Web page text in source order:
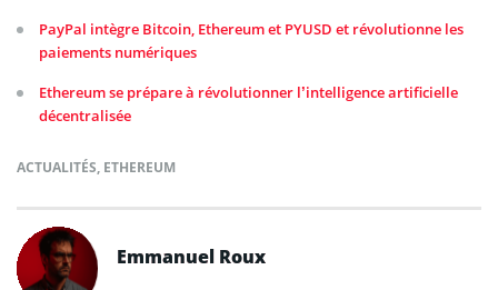
PayPal intègre Bitcoin, Ethereum et PYUSD et révolutionne les
paiements numériques
Ethereum se prépare à révolutionner l’intelligence artificielle
décentralisée
ACTUALITÉS, ETHEREUM
Emmanuel Roux